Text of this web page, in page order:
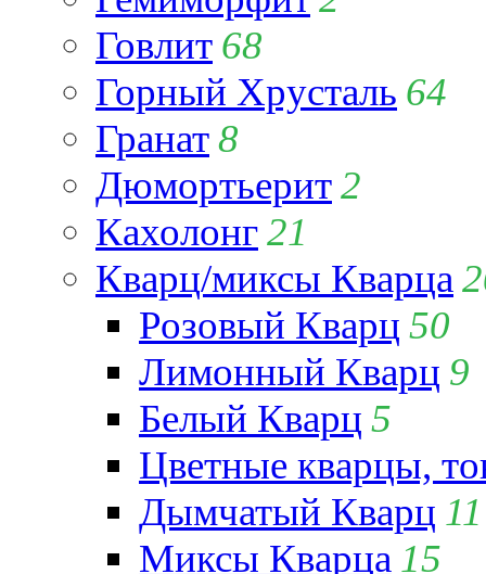
Говлит 68
Горный Хрусталь 64
Гранат8
Дюмортьерит2
Кахолонг21
Кварц/миксы Кварца
Розовый Кварц 50
Лимонный Кварц 9
Белый Кварц 5
Цветные кварцы,
Дымчатый Кварц 11
Миксы Кварца 15